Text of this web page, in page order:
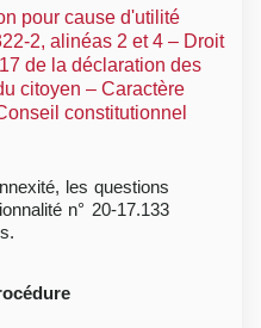
pour cause d'utilité
2, alinéas 2 et 4 – Droit
de la déclaration des
citoyen – Caractère
constitutionnel
les questions
n° 20-17.133